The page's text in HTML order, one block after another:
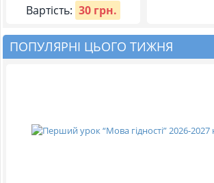
Вартість: 30 грн.
ПОПУЛЯРНІ ЦЬОГО ТИЖНЯ